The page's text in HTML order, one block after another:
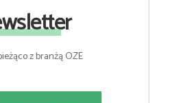
z branżą OZE